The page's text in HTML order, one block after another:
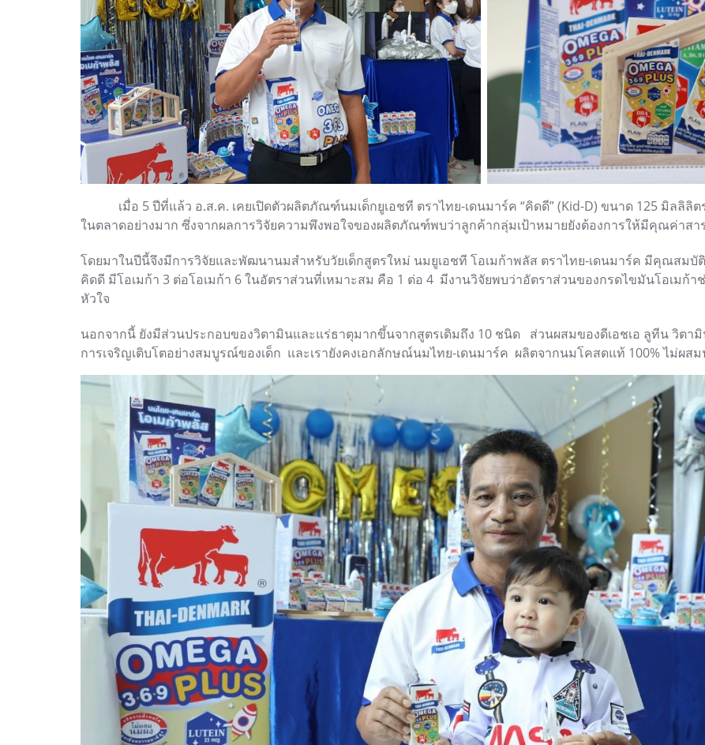
เมื่อ 5 ปีที่แล้ว อ.ส.ค. เคยเปิดตัวผลิตภัณฑ์นมเด็กยูเอชที ตราไทย-เดนมาร์ค “คิดดี” (Kid-D) ขนาด 125 มิลลิลิ
ในตลาดอย่างมาก ซึ่งจากผลการวิจัยความพึงพอใจของผลิตภัณฑ์พบว่าลูกค้ากลุ่มเป้าหมายยังต้องการให้มีคุณค่าสา
โดยมาในปีนี้จึงมีการวิจัยและพัฒนานมสำหรับวัยเด็กสูตรใหม่ นมยูเอชที โอเมก้าพลัส ตราไทย-เดนมาร์ค มีคุณสมบั
คิดดี มีโอเมก้า 3 ต่อโอเมก้า 6 ในอัตราส่วนที่เหมาะสม คือ 1 ต่อ 4 มีงานวิจัยพบว่าอัตราส่วนของกรดไขมันโอเมก้า
หัวใจ
นอกจากนี้ ยังมีส่วนประกอบของวิตามินและแร่ธาตุมากขึ้นจากสูตรเดิมถึง 10 ชนิด ส่วนผสมของดีเอชเอ ลูทีน วิตามิ
การเจริญเติบโตอย่างสมบูรณ์ของเด็ก และเรายังคงเอกลักษณ์นมไทย-เดนมาร์ค ผลิตจากนมโคสดแท้ 100% ไม่ผส